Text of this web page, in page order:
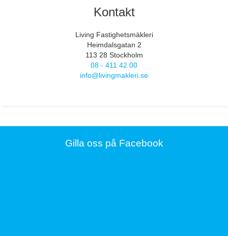
Kontakt
Living Fastighetsmäkleri
Heimdalsgatan 2
113 28 Stockholm
08 - 411 42 00
info@livingmakleri.se
Gilla oss på Facebook